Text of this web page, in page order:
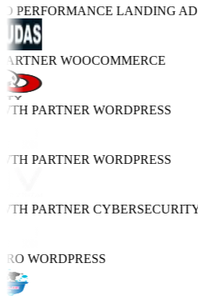
PERFORMANCELANDING ADS
WOOCOMMERCE
PARTNERWORDPRESS
PARTNERWORDPRESS
PARTNERCYBERSECURITY
WORDPRESS